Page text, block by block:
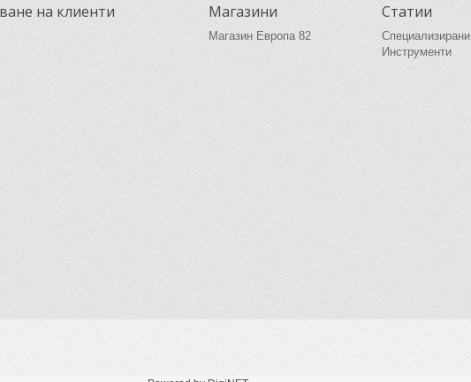
на клиенти Магазини
Магазин Европа 82
Статии
Специализирани
Инструменти